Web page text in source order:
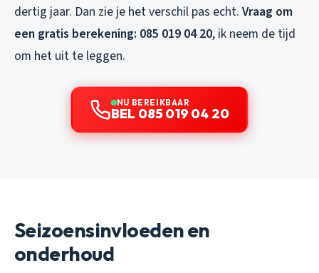
dertig jaar. Dan zie je het verschil pas echt. Vraag om
een gratis berekening: 085 019 04 20, ik neem de tijd
om het uit te leggen.
NU BEREIKBAAR
BEL 085 019 04 20
Seizoensinvloeden en
onderhoud